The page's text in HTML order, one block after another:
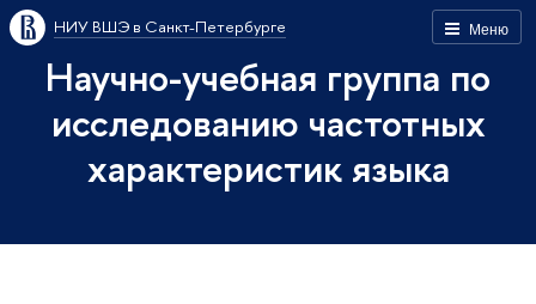
Меню
НИУ ВШЭ в Санкт-Петербурге
Научно-учебная группа по
исследованию частотных
характеристик языка